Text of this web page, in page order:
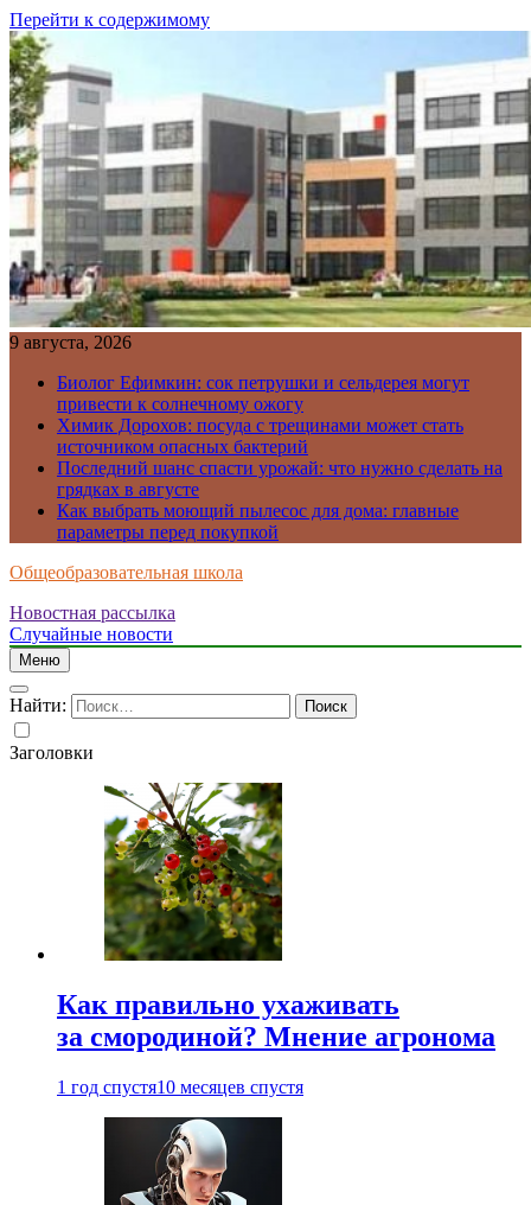
Перейти к содержимому
9 августа, 2026
Биолог Ефимкин: сок петрушки и сельдерея могут
привести к солнечному ожогу
Химик Дорохов: посуда с трещинами может стать
источником опасных бактерий
Последний шанс спасти урожай: что нужно сделать на
грядках в августе
Как выбрать моющий пылесос для дома: главные
параметры перед покупкой
Общеобразовательная школа
Новостная рассылка
Случайные новости
Меню
Найти:
Заголовки
Как правильно ухаживать
за смородиной? Мнение агронома
1 год спустя10 месяцев спустя